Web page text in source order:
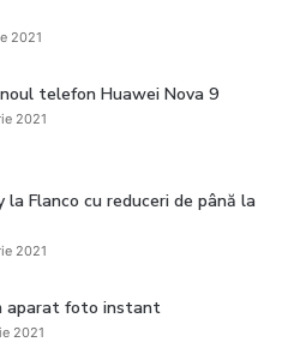
2021
telefon Huawei Nova 9
2021
la Flanco cu reduceri de până la
2021
aparat foto instant
2021